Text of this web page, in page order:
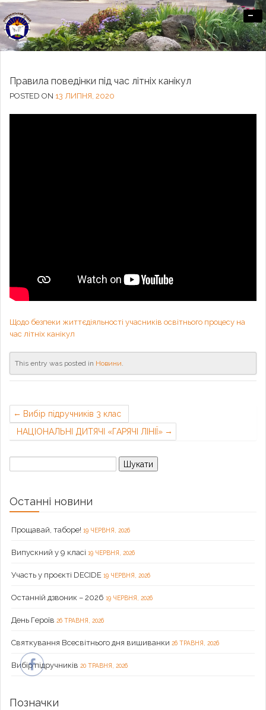
Офіційний сайт Озерненського ліцею
-
Правила поведінки під час літніх канікул
POSTED ON 13 ЛИПНЯ, 2020
Щодо безпеки життєдіяльності учасників освітнього процесу на
час літніх канікул
This entry was posted in Новини.
Вибір підручників 3 клас
НАЦІОНАЛЬНІ ДИТЯЧІ «ГАРЯЧІ ЛІНІЇ»
Пошук:
Останні новини
Прощавай, таборе! 19 ЧЕРВНЯ, 2026
Випускний у 9 класі 19 ЧЕРВНЯ, 2026
Участь у проєкті DECIDE 19 ЧЕРВНЯ, 2026
Останній дзвоник – 2026 19 ЧЕРВНЯ, 2026
День Героїв 26 ТРАВНЯ, 2026
Святкування Всесвітнього дня вишиванки 26 ТРАВНЯ, 2026
Вибір підручників 20 ТРАВНЯ, 2026
Позначки